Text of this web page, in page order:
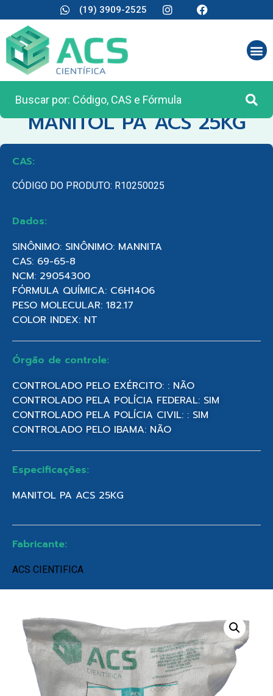
(19) 3909-2525
CATEGORIA: MATÉRIA PRIMA
MANITOL PA ACS 25KG
CAS:
CÓDIGO DO PRODUTO: R10250025
Dados:
SINÔNIMO: SINÔNIMO: MANNITA
CAS: 69-65-8
NCM: 29054300
FÓRMULA QUÍMICA: C6H14O6
PESO MOLECULAR: 182.17
COLOR INDEX: NT
Órgão de controle:
CONTROLADO PELO EXÉRCITO: : NÃO
CONTROLADO PELA POLÍCIA FEDERAL: SIM
CONTROLADO PELA POLÍCIA CIVIL: : SIM
CONTROLADO PELO IBAMA: NÃO
Especificações:
MANITOL PA ACS 25KG
Fabricante:
ACS CIENTIFICA